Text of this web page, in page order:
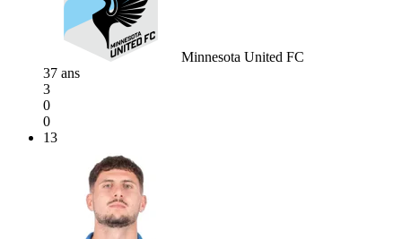
Minnesota United FC
37 ans
3
0
0
13